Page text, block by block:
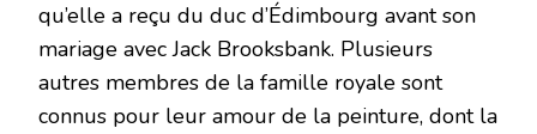
qu’elle a reçu du duc d’Édimbourg avant son
mariage avec Jack Brooksbank. Plusieurs
autres membres de la famille royale sont
connus pour leur amour de la peinture, dont la